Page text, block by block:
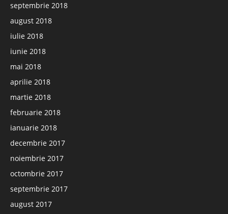
septembrie 2018
august 2018
iulie 2018
iunie 2018
mai 2018
aprilie 2018
martie 2018
februarie 2018
ianuarie 2018
decembrie 2017
noiembrie 2017
octombrie 2017
septembrie 2017
august 2017